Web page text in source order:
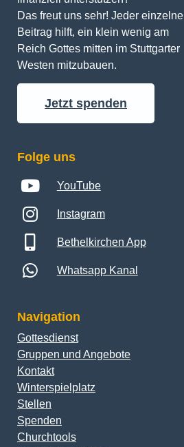
Das freut uns sehr! Jeder einzelne
Beitrag hilft, ein klein wenig am
Reich Gottes mitten im Stuttgarter
Westen mitzubauen.
Jetzt spenden
Folge uns
YouTube
Instagram
Bethelkirchen App
Whatsapp Kanal
Navigation
Gottesdienst
Gruppen und Angebote
Kontakt
Winterspielplatz
Stellen
Spenden
Churchtools